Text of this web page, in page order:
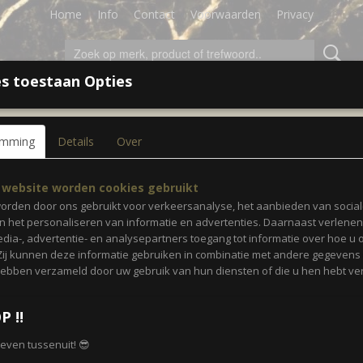
Home Info Contact Voorwaarden Privacy
toestaan Opties
Details Over
website worden cookies gebruikt
door ons gebruikt voor verkeersanalyse, het aanbieden van
het personaliseren van informatie en advertenties. Daarnaast
, advertentie- en analysepartners toegang tot informatie over hoe u
kunnen deze informatie gebruiken in combinatie met andere gegevens
verzameld door uw gebruik van hun diensten of die u hen hebt
‼️
tussenuit! 😎
Parelsjaal 20 • Dots wit
€ 7,95 (inclusief btw 21%)
✓Op voorraad